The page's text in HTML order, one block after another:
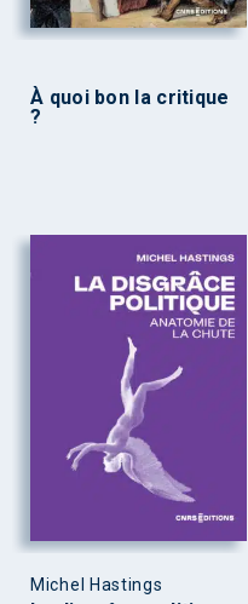
À quoi bon la critique
?
Michel Hastings